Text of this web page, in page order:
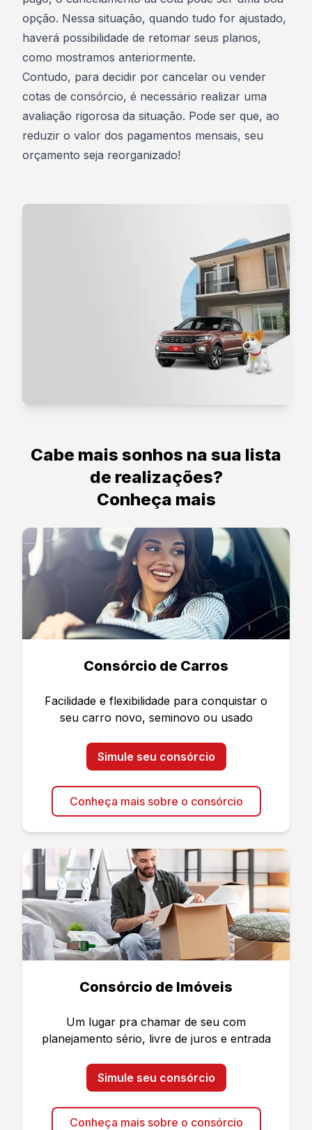
opção. Nessa situação, quando tudo for ajustado,
haverá possibilidade de retomar seus planos,
como mostramos anteriormente.
Contudo, para decidir por cancelar ou vender
cotas de consórcio, é necessário realizar uma
avaliação rigorosa da situação. Pode ser que, ao
reduzir o valor dos pagamentos mensais, seu
orçamento seja reorganizado!
Cabe mais sonhos na sua lista
de realizações?
Conheça mais
Consórcio de Carros
Facilidade e flexibilidade para conquistar o
seu carro novo, seminovo ou usado
Simule seu consórcio
Conheça mais sobre o consórcio
Consórcio de Imóveis
Um lugar pra chamar de seu com
planejamento sério, livre de juros e entrada
Simule seu consórcio
Conheça mais sobre o consórcio